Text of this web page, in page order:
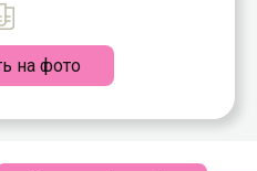
на фото